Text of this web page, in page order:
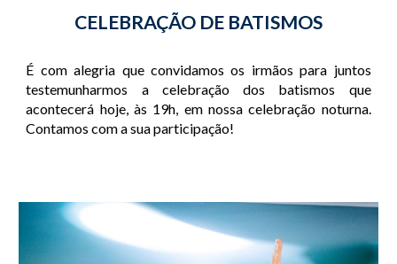
CELEBRAÇÃO DE BATISMOS
É com alegria que convidamos os irmãos para juntos
testemunharmos a celebração dos batismos que
acontecerá hoje, às 19h, em nossa celebração noturna.
Contamos com a sua participação!